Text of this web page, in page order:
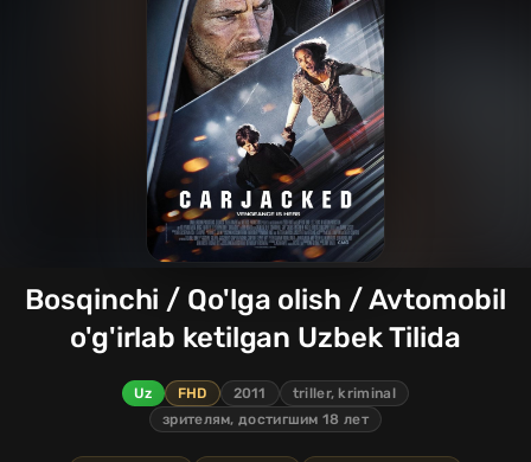
Bosqinchi / Qo'lga olish / Avtomobil
o'g'irlab ketilgan Uzbek Tilida
Uz FHD 2011
triller, kriminal
зрителям, достигшим 18 лет